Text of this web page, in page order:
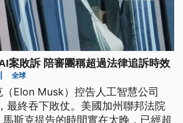
案敗訴 陪審團稱超過法律追訴時效
全球
Elon Musk）控告人工智慧公司
最終吞下敗仗。美國加州聯邦法院
斯克提告的時間實在太晚，已經超